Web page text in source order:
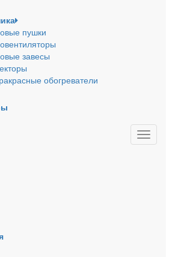
пушки
завесы
обогреватели